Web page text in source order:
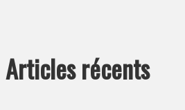
Articles récents